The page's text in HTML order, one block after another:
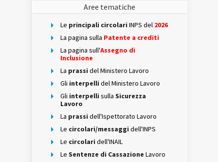
Aree tematiche
Le principali circolari INPS del 2026
La pagina sulla Patente a crediti
La pagina sull'Assegno di
Inclusione
La prassi del Ministero Lavoro
Gli interpelli del Ministero Lavoro
Gli interpelli sulla Sicurezza
Lavoro
La prassi dell'Ispettorato Lavoro
Le circolari/messaggi dell'INPS
Le circolari dell'INAIL
Le Sentenze di Cassazione Lavoro